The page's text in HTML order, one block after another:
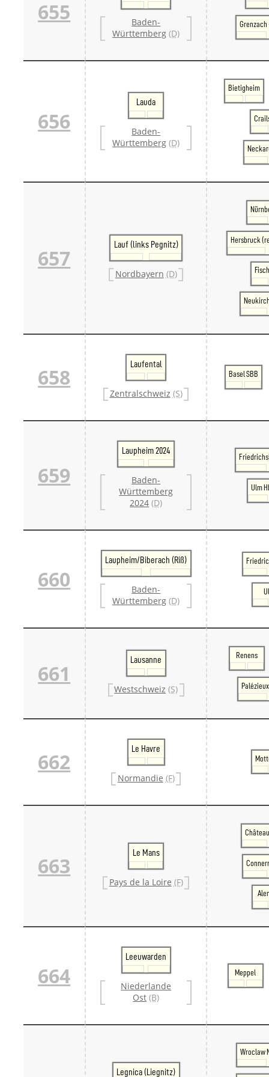
655
Baden-
Württemberg (D)
Grenzach
656
Lauda
Baden-
Württemberg (D)
Bietigheim
657
Lauf (links Pegnitz)
Nordbayern (D)
Hersbruck
658
Laufental
Zentralschweiz (S)
Basel SBB
659
Laupheim 2024
Baden-
Württemberg
2024 (D)
Ulm
660
Laupheim/Biberach (Riß)
Baden-
Württemberg (D)
661
Lausanne
Westschweiz (S)
Renens
662
Le Havre
Normandie (F)
663
Le Mans
Pays de la Loire (F)
664
Leeuwarden
Niederlande
Ost (B)
Meppel
Legnica (Liegnitz)
Wroclaw